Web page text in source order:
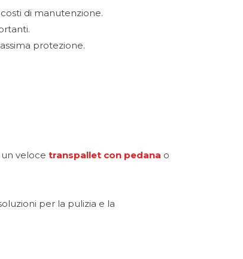
di manutenzione.
protezione.
un veloce transpallet con pedana o
per la pulizia e la